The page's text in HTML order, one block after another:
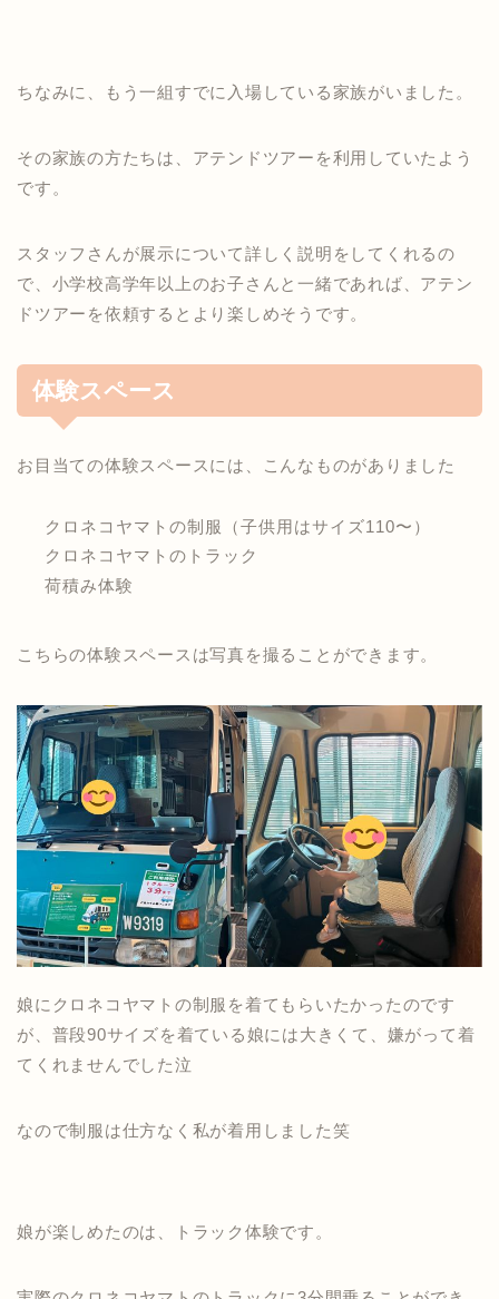
ちなみに、もう一組すでに入場している家族がいました。
その家族の方たちは、アテンドツアーを利用していたよう
です。
スタッフさんが展示について詳しく説明をしてくれるの
で、小学校高学年以上のお子さんと一緒であれば、アテン
ドツアーを依頼するとより楽しめそうです。
体験スペース
お目当ての体験スペースには、こんなものがありました
クロネコヤマトの制服（子供用はサイズ110〜）
クロネコヤマトのトラック
荷積み体験
こちらの体験スペースは写真を撮ることができます。
娘にクロネコヤマトの制服を着てもらいたかったのです
が、普段90サイズを着ている娘には大きくて、嫌がって着
てくれませんでした泣
なので制服は仕方なく私が着用しました笑
娘が楽しめたのは、トラック体験です。